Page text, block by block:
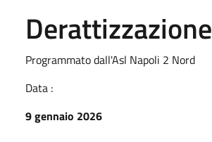
Derattizzazione
Programmato dall'Asl Napoli 2 Nord
Data :
9 gennaio 2026